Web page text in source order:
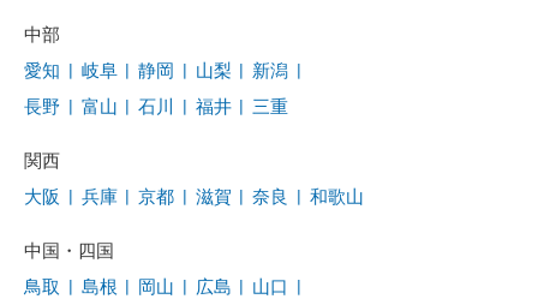
中部
愛知 | 岐阜 | 静岡 | 山梨 | 新潟 |
長野 | 富山 | 石川 | 福井 | 三重
関西
大阪 | 兵庫 | 京都 | 滋賀 | 奈良 | 和歌山
中国・四国
鳥取 | 島根 | 岡山 | 広島 | 山口 |